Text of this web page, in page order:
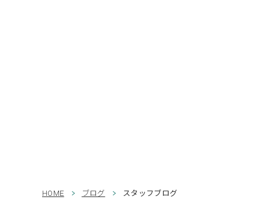
HOME ブログ スタッフブログ